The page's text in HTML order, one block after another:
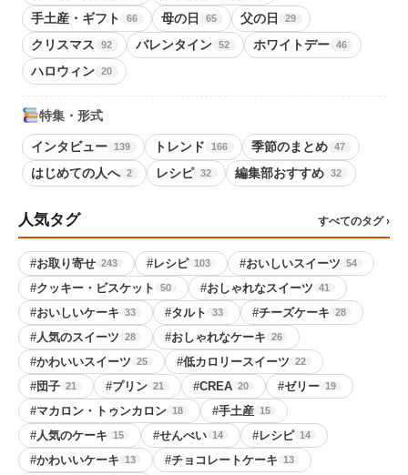
手土産・ギフト 66 母の日 65 父の日 29
クリスマス 92 バレンタイン 52 ホワイトデー 46
ハロウィン 20
特集・形式
インタビュー 139 トレンド 166 季節のまとめ 47
はじめての人へ 2 レシピ 32 編集部おすすめ 32
人気タグ すべてのタグ ›
#お取り寄せ 243 #レシピ 103 #おいしいスイーツ 54
#クッキー・ビスケット 50 #おしゃれなスイーツ 41
#おいしいケーキ 33 #タルト 33 #チーズケーキ 28
# 人気のスイーツ 28 #おしゃれなケーキ 26
#かわいいスイーツ 25 #低カロリースイーツ 22
#団子 21 #プリン 21 #CREA 20 #ゼリー 19
#マカロン・トゥンカロン 18 #手土産 15
# 人気のケーキ 15 #せんべい 14 #レシピ 14
#かわいいケーキ 13 #チョコレートケーキ 13